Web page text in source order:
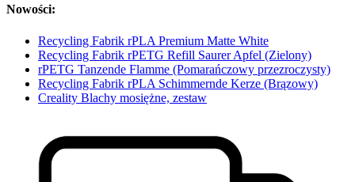
Nowości:
Recycling Fabrik rPLA Premium Matte White
Recycling Fabrik rPETG Refill Saurer Apfel (Zielony)
rPETG Tanzende Flamme (Pomarańczowy przezroczysty)
Recycling Fabrik rPLA Schimmernde Kerze (Brązowy)
Creality Blachy mosiężne, zestaw